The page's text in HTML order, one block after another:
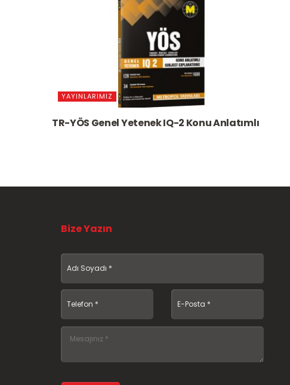
YAYINLARIMIZ
TR-YÖS Genel Yetenek IQ-2 Konu Anlatımlı
Bize Yazın